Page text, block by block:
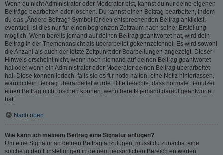
Wenn du nicht Administrator oder Moderator bist, kannst du nur deine eigenen
Beiträge bearbeiten oder löschen. Du kannst einen Beitrag bearbeiten, indem
du das „Ändere Beitrag“-Symbol für den entsprechenden Beitrag anklickst;
eventuell ist dies nur für einen begrenzten Zeitraum nach seiner Erstellung
möglich. Wenn bereits jemand auf deinen Beitrag geantwortet hat, wird dein
Beitrag in der Themenansicht als überarbeitet gekennzeichnet. Es wird sowohl
die Anzahl als auch der letzte Zeitpunkt der Bearbeitungen angezeigt. Dieser
Hinweis erscheint nicht, wenn noch niemand auf deinen Beitrag geantwortet
hat oder wenn ein Administrator oder Moderator deinen Beitrag überarbeitet
hat. Diese können jedoch, falls sie es für nötig halten, eine Notiz hinterlassen,
warum dein Beitrag überarbeitet wurde. Bitte beachte, dass normale Benutzer
einen Beitrag nicht löschen können, wenn bereits jemand darauf geantwortet
hat.
Nach oben
Wie kann ich meinem Beitrag eine Signatur anfügen?
Um eine Signatur an deinen Beitrag anzufügen, musst du zunächst eine
solche in den Einstellungen in deinem persönlichen Bereich entwerfen.